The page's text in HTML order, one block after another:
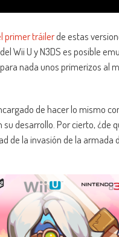
primer tráilerde estas
Wii U y N3DS es posible
nada unos primerizos al
de hacer lo mismo
su desarrollo. Por cierto, ¿de
de la invasión de la armada